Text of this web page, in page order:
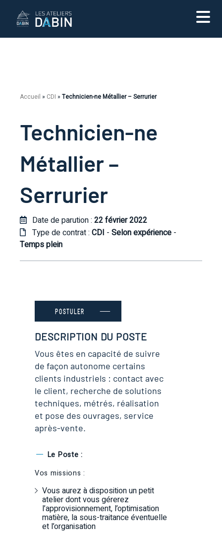
Accueil » CDI » Technicien-ne Métallier – Serrurier
Technicien-ne
Métallier –
Serrurier
Date de parution : 22 février 2022
Type de contrat : CDI - Selon expérience -
Temps plein
POSTULER
DESCRIPTION DU POSTE
Vous êtes en capacité de suivre
de façon autonome certains
clients industriels : contact avec
le client, recherche de solutions
techniques, métrés, réalisation
et pose des ouvrages, service
après-vente.
Le Poste :
Vos missions :
Vous aurez à disposition un petit
atelier dont vous gérerez
l’approvisionnement, l’optimisation
matière, la sous-traitance éventuelle
et l’organisation